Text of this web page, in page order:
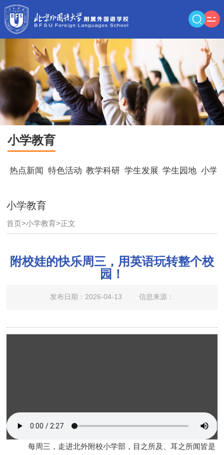
小学教育
热点新闻 特色活动 教学科研 学生发展 学生园地 小学
小学教育
首页>小学教育>正文
附校娃的快乐周三，用英语玩转整个校
园！
发布日期：2026-04-13 信息来源：
每周三，走进北外附校小学部，目之所及、耳之所闻皆是